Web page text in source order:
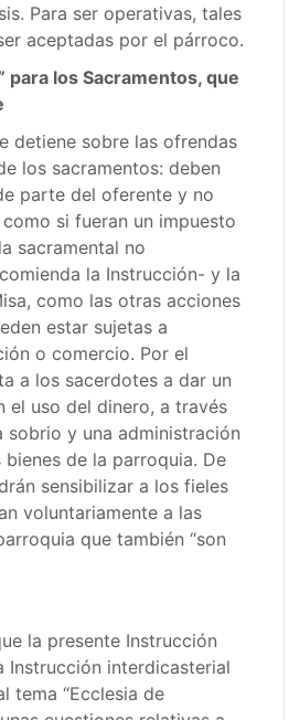
Para ser operativas, tales
aceptadas por el párroco.
para los Sacramentos, que
detiene sobre las ofrendas
los sacramentos: deben
parte del oferente y no
si fueran un impuesto
sacramental no
la Instrucción- y la
como las otras acciones
estar sujetas a
o comercio. Por el
a los sacerdotes a dar un
el uso del dinero, a través
sobrio y una administración
de la parroquia. De
sensibilizar a los fieles
voluntariamente a las
que también “son
la presente Instrucción
Instrucción interdicasterial
tema “Ecclesia de